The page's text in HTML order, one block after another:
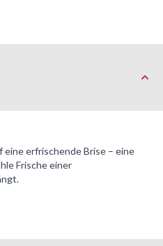
erfrischende Brise – eine
Frische einer